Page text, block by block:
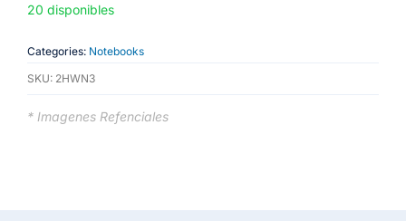
Pro
(Ultra
20 disponibles
Categories: Notebooks
SKU: 2HWN3
* Imagenes Refenciales